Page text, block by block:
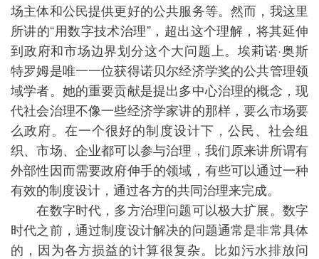
场主体和公民提供更好的公共服务等。然而，我这里
所讲的“用数字技术治理”，超出这个理解，将其延伸
到政府和市场边界划分这个大问题上。埃莉诺·奥斯
特罗姆是唯一一位获得诺贝尔经济学奖的公共管理领
域学者。她的重要贡献是提出多中心治理的概念，现
代社会治理不像一些经济学家讲的那样，要么市场要
么政府。在一个很好的制度设计下，公民、社会组
织、市场、企业都可以参与治理，我们原来讲所谓有
外部性因而需要政府伸手的领域，有些可以通过一种
有效的制度设计，通过各方的共同治理来完成。
在数字时代，多方治理问题可以极大扩展。数字
时代之前，通过制度设计解决的问题通常是非常具体
的，因为各方损益的计算很复杂。比如污水排放问